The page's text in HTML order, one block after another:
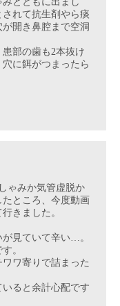
れて抗生剤やら痰
開き鼻腔まで空洞
部の歯も2本抜け
に餌がつまったら
ゃみか気管虚脱か
ところ、今度動画
きました。
見ていて辛い…。
。
ワ寄りで詰まった
ると余計心配です